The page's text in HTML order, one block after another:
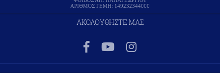
ΑΡΙΘΜΟΣ ΓΕΜΗ: 149232344000
ΑΚΟΛΟΥΘΗΣΤΕ ΜΑΣ